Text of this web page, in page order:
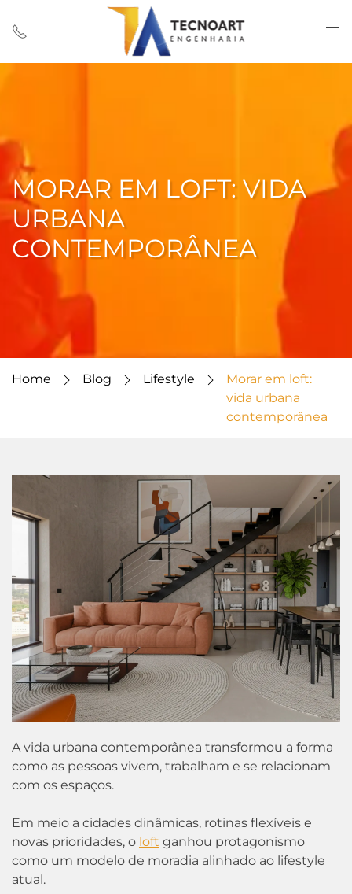
MORAR EM LOFT: VIDA
URBANA
CONTEMPORÂNEA
Home Blog Lifestyle
Morar em loft:
vida urbana
contemporânea
A vida urbana contemporânea transformou a forma
como as pessoas vivem, trabalham e se relacionam
com os espaços.
Em meio a cidades dinâmicas, rotinas flexíveis e
novas prioridades, o loft ganhou protagonismo
como um modelo de moradia alinhado ao lifestyle
atual.